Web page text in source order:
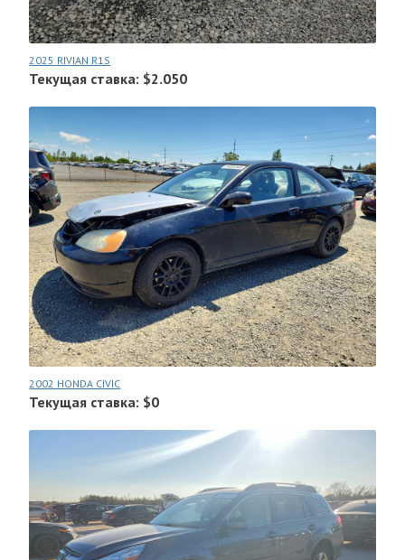
2025 RIVIAN R1S
Текущая ставка: $2.050
2002 HONDA CIVIC
Текущая ставка: $0